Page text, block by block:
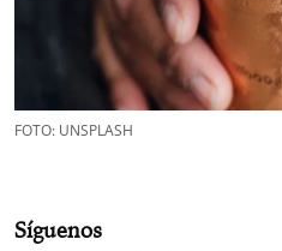
FOTO: UNSPLASH
Síguenos